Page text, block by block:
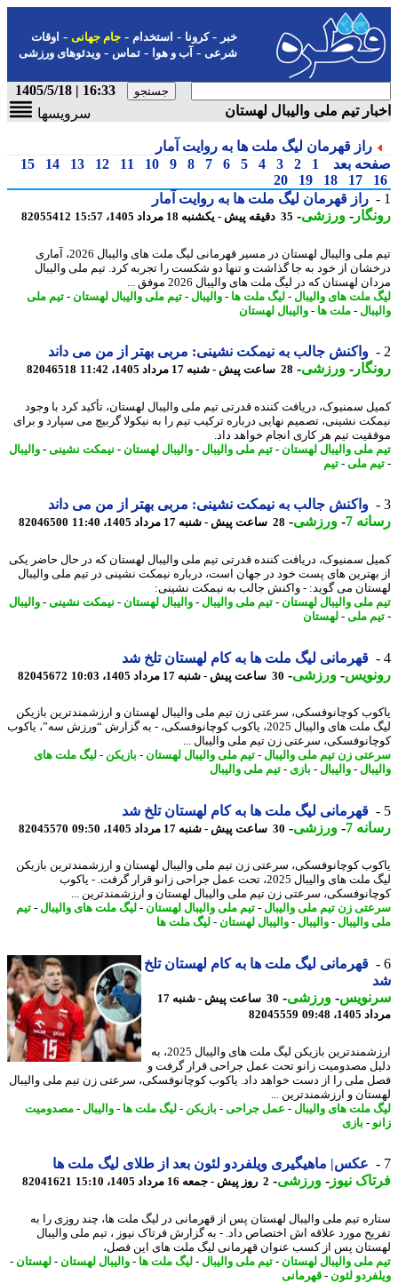
-کرونا-استخدام- جام جهانی-اوقات
شرعی-آب و هوا-تماس-ویدئوهای ورزشی
16:33 | 1405/5/18
تیم ملی والیبال لهستان
سرویسها
راز قهرمان لیگ ملت ها به روایت آمار
بعد
1
2
3
4
5
6
7
8
9
10
11
12
13
14
15
17
18
19
20
راز قهرمان لیگ ملت ها به روایت آمار
-ورزشی-35 دقیقه پیش - یکشنبه 18 مرداد 1405، 15:57 82055412
تیم ملی والیبال لهستان در مسیر قهرمانی لیگ ملت های والیبال 2026، آماری
از خود به جا گذاشت و تنها دو شکست را تجربه کرد. تیم ملی والیبال
لهستان که در لیگ ملت های والیبال 2026 موفق ...
ملت های والیبال-لیگ ملت ها- والیبال-تیم ملی والیبال لهستان-تیم ملی
-ملت ها- والیبال لهستان
واکنش جالب به نیمکت نشینی: مربی بهتر از من می داند
-ورزشی-28 ساعت پیش - شنبه 17 مرداد 1405، 11:42 82046518
سمنیوک، دریافت کننده قدرتی تیم ملی والیبال لهستان، تأکید کرد با وجود
نشینی، تصمیم نهایی درباره ترکیب تیم را به نیکولا گربیچ می سپارد و برای
تیم هر کاری انجام خواهد داد.
ملی والیبال لهستان-تیم ملی والیبال-والیبال لهستان-نیمکت نشینی-والیبال
ملی -تیم
واکنش جالب به نیمکت نشینی: مربی بهتر از من می داند
7
-ورزشی-28 ساعت پیش - شنبه 17 مرداد 1405، 11:40 82046500
سمنیوک، دریافت کننده قدرتی تیم ملی والیبال لهستان که در حال حاضر یکی
های پست خود در جهان است، درباره نیمکت نشینی در تیم ملی والیبال
می گوید: - واکنش جالب به نیمکت نشینی:
ملی والیبال لهستان-تیم ملی والیبال-والیبال لهستان-نیمکت نشینی-والیبال
ملی -لهستان
قهرمانی لیگ ملت ها به کام لهستان تلخ شد
-ورزشی-30 ساعت پیش - شنبه 17 مرداد 1405، 10:03 82045672
کوچانوفسکی، سرعتی زن تیم ملی والیبال لهستان و ارزشمندترین بازیکن
لیگ ملت های والیبال 2025، یاکوب کوچانوفسکی، - به گزارش “ورزش سه”، یاکوب
سرعتی زن تیم ملی والیبال ...
زن تیم ملی والیبال-تیم ملی والیبال لهستان-بازیکن -لیگ ملت های
-والیبال-بازی - تیم ملی والیبال
قهرمانی لیگ ملت ها به کام لهستان تلخ شد
7
-ورزشی-30 ساعت پیش - شنبه 17 مرداد 1405، 09:50 82045570
کوچانوفسکی، سرعتی زن تیم ملی والیبال لهستان و ارزشمندترین بازیکن
لیگ ملت های والیبال 2025، تحت عمل جراحی زانو قرار گرفت. - یاکوب
سرعتی زن تیم ملی والیبال لهستان و ارزشمندترین ...
زن تیم ملی والیبال-تیم ملی والیبال لهستان-لیگ ملت های والیبال-تیم
والیبال-والیبال-والیبال لهستان-لیگ ملت ها
قهرمانی لیگ ملت ها به کام لهستان تلخ
-ورزشی-
30 ساعت پیش - شنبه 17
09:48
82045559
ارزشمندترین بازیکن لیگ ملت های والیبال 2025، به
مصدومیت زانو تحت عمل جراحی قرار گرفت و
ملی را از دست خواهد داد. یاکوب کوچانوفسکی، سرعتی زن تیم ملی والیبال
و ارزشمندترین ...
ملت های والیبال-عمل جراحی -بازیکن -لیگ ملت ها- والیبال-مصدومیت
- بازی
عکس| ماهیگیری ویلفردو لئون بعد از طلای لیگ ملت ها
نیوز-ورزشی-2 روز پیش - جمعه 16 مرداد 1405، 15:10 82041621
تیم ملی والیبال لهستان پس از قهرمانی در لیگ ملت ها، چند روزی را به
مورد علاقه اش اختصاص داد. - به گزارش فرتاک نیوز ، تیم ملی والیبال
پس از کسب عنوان قهرمانی لیگ ملت های این فصل،
ملی والیبال لهستان-تیم ملی والیبال-لیگ ملت ها- والیبال لهستان-لهستان-
لئون-قهرمانی